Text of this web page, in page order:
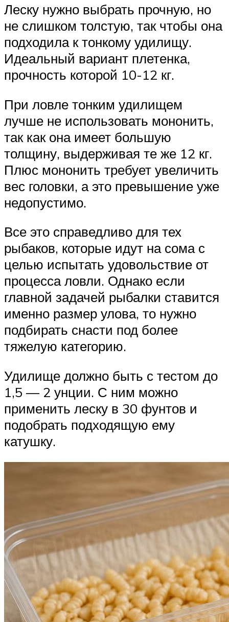
Леску нужно выбрать прочную, но
не слишком толстую, так чтобы она
подходила к тонкому удилищу.
Идеальный вариант плетенка,
прочность которой 10-12 кг.
При ловле тонким удилищем
лучше не использовать мононить,
так как она имеет большую
толщину, выдерживая те же 12 кг.
Плюс мононить требует увеличить
вес головки, а это превышение уже
недопустимо.
Все это справедливо для тех
рыбаков, которые идут на сома с
целью испытать удовольствие от
процесса ловли. Однако если
главной задачей рыбалки ставится
именно размер улова, то нужно
подбирать снасти под более
тяжелую категорию.
Удилище должно быть с тестом до
1,5 — 2 унции. С ним можно
применить леску в 30 фунтов и
подобрать подходящую ему
катушку.